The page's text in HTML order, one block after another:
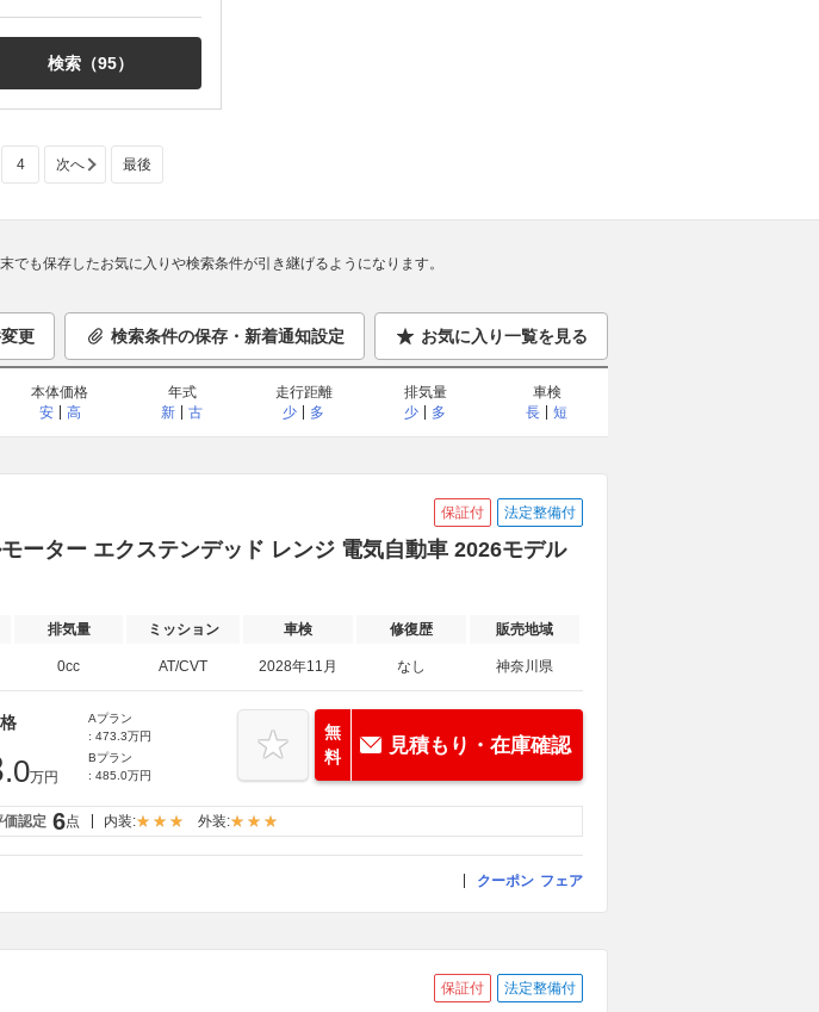
検索（95）
4 次へ 最後
でも保存したお気に入りや検索条件が引き継げるようになります。
更 検索条件の保存・新着通知設定 お気に入り一覧を見る
本体価格
安
高
年式
新
古
走行距離
少
多
排気量
少
多
車検
長
短
保証付 法定整備付
ーター エクステンデッド レンジ 電気自動車 2026モデル
排気量 ミッション 車検 修復歴 販売地域
0cc AT/CVT 2028年11月 なし 神奈川県
.0万円
Aプラン
: 473.3万円
Bプラン
: 485.0万円
無
料
見積もり・在庫確認
認定 6点 内装: 外装:
クーポン フェア
保証付 法定整備付